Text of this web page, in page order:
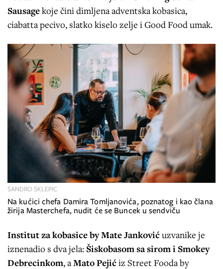
Sausagekoje čini dimljena adventska kobasica,
ciabatta pecivo, slatko kiselo zelje i Good Food umak.
Na kućici chefa Damira Tomljanovića, poznatog i kao člana
žirija Masterchefa, nudit će se Buncek u sendviču
SANDRO SKLEPIC
Institut za kobasice by Mate Jankovićuzvanike je
iznenadio s dva jela: Šiskobasom sa sirom i Smokey
Debrecinkom, aMato Pejićiz Street Fooda by